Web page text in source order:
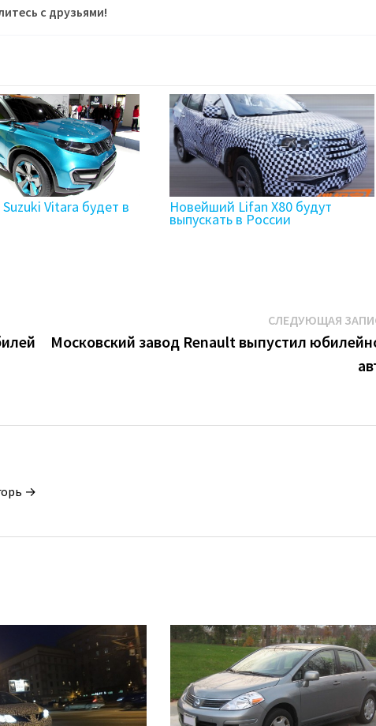
с друзьями!
Vitara будет в Новейший Lifan X80 будут
выпускать в России
СЛЕДУЮЩАЯ
Московский завод Renault выпустил
→